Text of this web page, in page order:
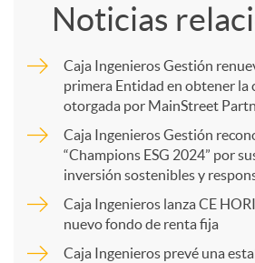
m
r
Noticias
Caja Ingenieros Gestión
primera Entidad en obtener la
otorgada por MainStreet
Caja Ingenieros Gestión
“Champions ESG 2024” por
inversión sostenibles y
Caja Ingenieros lanza CE
nuevo fondo de renta fija
Caja Ingenieros prevé una